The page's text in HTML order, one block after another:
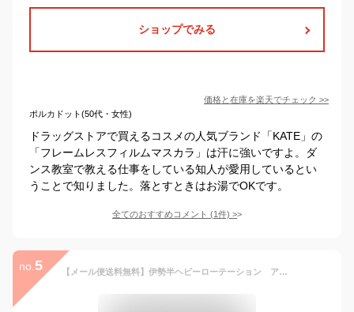
ショップでみる
価格と在庫を楽天でチェック >>
ポルカドット(50代・女性)
ドラッグストアで買えるコスメの人気ブランド「KATE」の
「フレームレスフィルムマスカラ」は汗に強いですよ。ダ
ンス教室で教える仕事をしている知人が愛用しているとい
うことで知りました。落とすときはお湯でOKです。
全てのおすすめコメント (1件) >
no. 5 【メール便送料無料】伊勢半ヘビーローテーション アイデザイナー エクストラボリューム マスカラ カラー：リッチブラック